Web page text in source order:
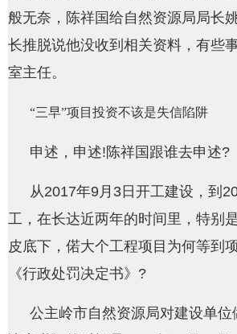
般无奈，陈祥国给自然资源局局长
长推脱说他没收到相关资料，有些
室主任。
“三早”项目投资不该是失信陷阱
申述，申述!陈祥国跟谁去申述?
从2017年9月3日开工建设，到
工，在长达近两年的时间里，特别
皮底下，偌大个工程项目为何等到
《行政处罚决定书》?
公主岭市自然资源局对建设单位